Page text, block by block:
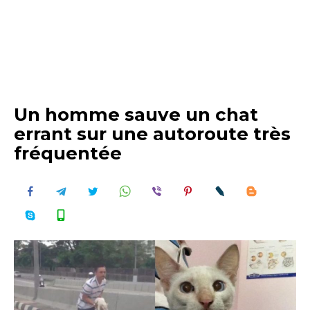
Un homme sauve un chat
errant sur une autoroute très
fréquentée